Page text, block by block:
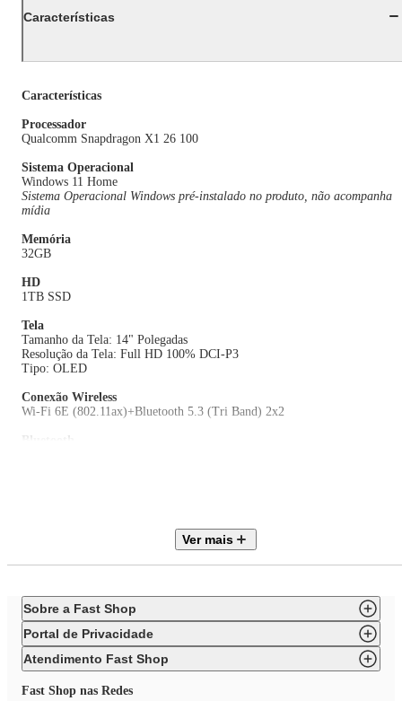
Características
Características
Processador
Qualcomm Snapdragon X1 26 100
Sistema Operacional
Windows 11 Home
Sistema Operacional Windows pré-instalado no produto, não acompanha
mídia
Memória
32GB
HD
1TB SSD
Tela
Tamanho da Tela: 14" Polegadas
Resolução da Tela: Full HD 100% DCI-P3
Tipo: OLED
Conexão Wireless
Wi-Fi 6E (802.11ax)+Bluetooth 5.3 (Tri Band) 2x2
Bluetooth
01 Conector de áudio combo 3.5mm
Teclado
Bateria
Íons de lítio 70Whr
Cor
Zabriskie Beige (Bege)
Ver mais
Sobre a Fast Shop
Portal de Privacidade
Atendimento Fast Shop
Fast Shop nas Redes